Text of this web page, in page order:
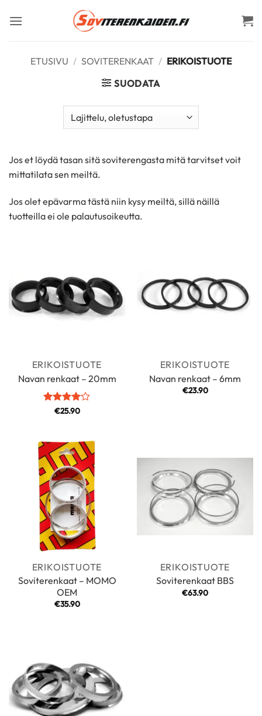
ETUSIVU / SOVITERENKAAT / ERIKOISTUOTE
SUODATA
Jos et löydä tasan sitä soviterengasta mitä tarvitset voit
mittatilata sen meiltä.
Jos olet epävarma tästä niin kysy meiltä, sillä näillä
tuotteilla ei ole palautusoikeutta.
ERIKOISTUOTE
Navan renkaat – 20mm
Arvostelu
€25.90
ERIKOISTUOTE
Navan renkaat – 6mm
€23.90
ERIKOISTUOTE
Soviterenkaat – MOMO
OEM
€35.90
ERIKOISTUOTE
Soviterenkaat BBS
€63.90